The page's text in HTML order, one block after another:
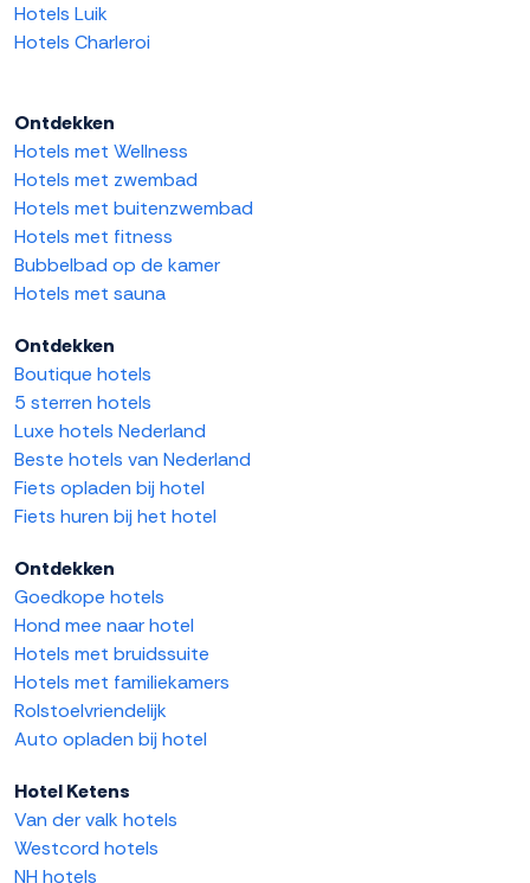
Hotels Luik
Hotels Charleroi
Ontdekken
Hotels met Wellness
Hotels met zwembad
Hotels met buitenzwembad
Hotels met fitness
Bubbelbad op de kamer
Hotels met sauna
Ontdekken
Boutique hotels
5 sterren hotels
Luxe hotels Nederland
Beste hotels van Nederland
Fiets opladen bij hotel
Fiets huren bij het hotel
Ontdekken
Goedkope hotels
Hond mee naar hotel
Hotels met bruidssuite
Hotels met familiekamers
Rolstoelvriendelijk
Auto opladen bij hotel
Hotel Ketens
Van der valk hotels
Westcord hotels
NH hotels